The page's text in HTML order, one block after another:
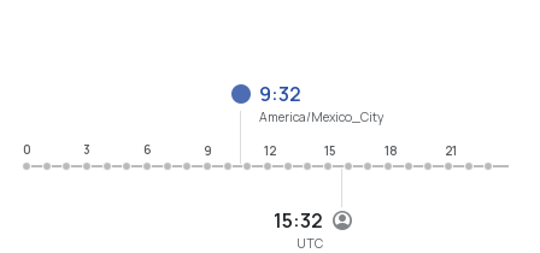
15:32
UTC
9:32
America/Mexico_City
0
3 6 9 12 15 18 21